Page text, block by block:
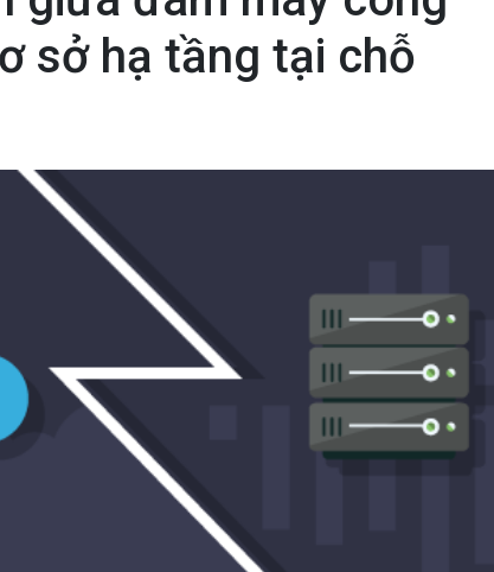
Apps
Bảng giá
Bảng giá
sở hạ tầng tại chỗ